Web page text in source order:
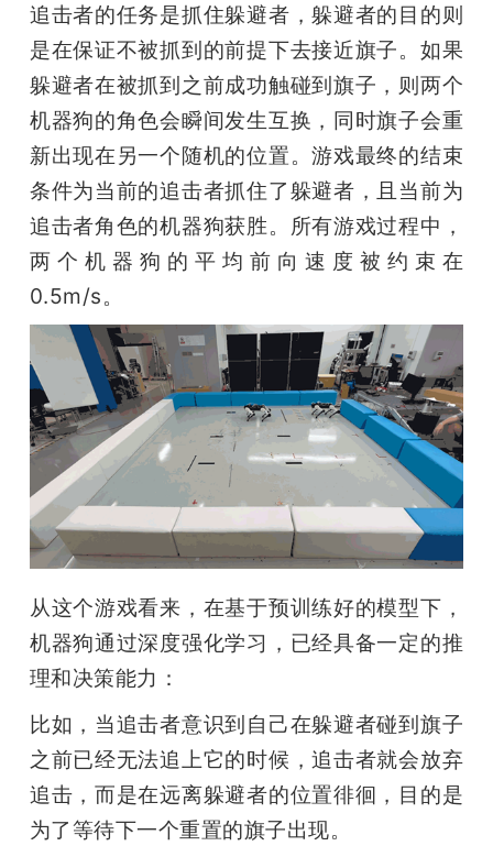
追击者的任务是抓住躲避者，躲避者的目的则
是在保证不被抓到的前提下去接近旗子。如果
躲避者在被抓到之前成功触碰到旗子，则两个
机器狗的角色会瞬间发生互换，同时旗子会重
新出现在另一个随机的位置。游戏最终的结束
条件为当前的追击者抓住了躲避者，且当前为
追击者角色的机器狗获胜。所有游戏过程中，
两个机器狗的平均前向速度被约束在
0.5m/s。
从这个游戏看来，在基于预训练好的模型下，
机器狗通过深度强化学习，已经具备一定的推
理和决策能力：
比如，当追击者意识到自己在躲避者碰到旗子
之前已经无法追上它的时候，追击者就会放弃
追击，而是在远离躲避者的位置徘徊，目的是
为了等待下一个重置的旗子出现。